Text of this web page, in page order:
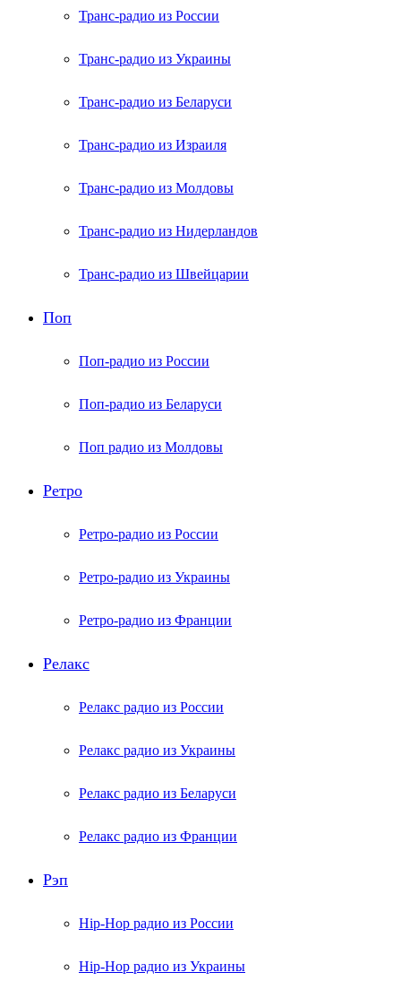
Транс-радио из России
Транс-радио из Украины
Транс-радио из Беларуси
Транс-радио из Израиля
Транс-радио из Молдовы
Транс-радио из Нидерландов
Транс-радио из Швейцарии
Поп
Поп-радио из России
Поп-радио из Беларуси
Поп радио из Молдовы
Ретро
Ретро-радио из России
Ретро-радио из Украины
Ретро-радио из Франции
Релакс
Релакс радио из России
Релакс радио из Украины
Релакс радио из Беларуси
Релакс радио из Франции
Рэп
Hip-Hop радио из России
Hip-Hop радио из Украины